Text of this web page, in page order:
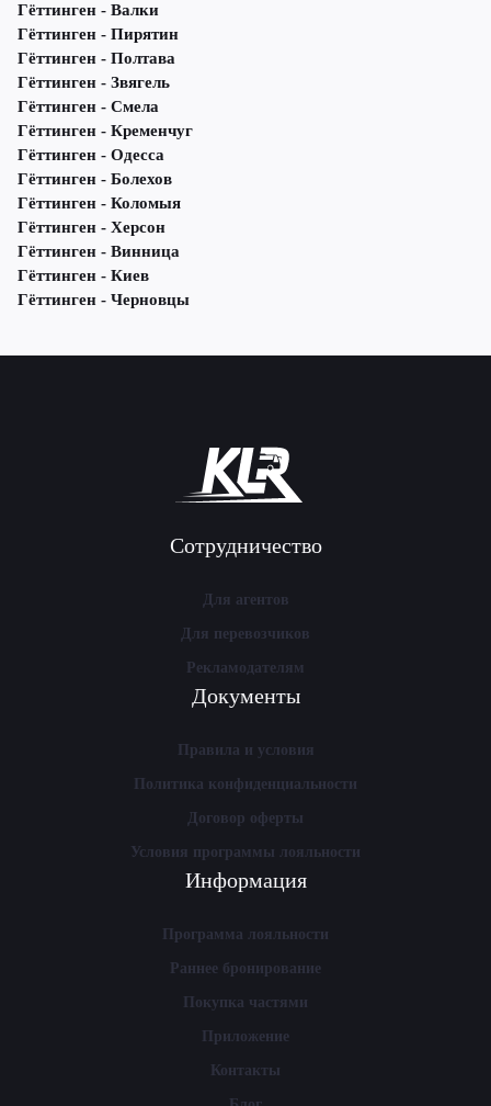
Гёттинген - Валки
Гёттинген - Пирятин
Гёттинген - Полтава
Гёттинген - Звягель
Гёттинген - Смела
Гёттинген - Кременчуг
Гёттинген - Одесса
Гёттинген - Болехов
Гёттинген - Коломыя
Гёттинген - Херсон
Гёттинген - Винница
Гёттинген - Киев
Гёттинген - Черновцы
Сотрудничество
Для агентов
Для перевозчиков
Рекламодателям
Документы
Правила и условия
Политика конфиденциальности
Договор оферты
Условия программы лояльности
Информация
Программа лояльности
Раннее бронирование
Покупка частями
Приложение
Контакты